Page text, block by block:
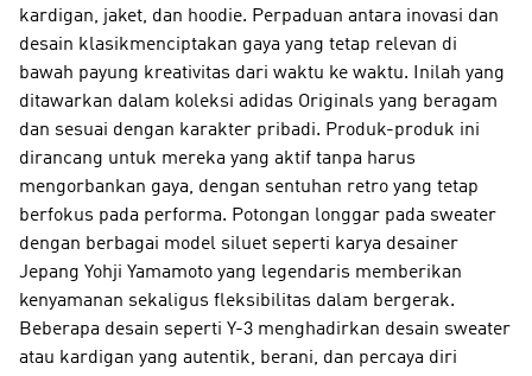
kardigan, jaket, dan hoodie. Perpaduan antara inovasi dan
desain klasikmenciptakan gaya yang tetap relevan di
bawah payung kreativitas dari waktu ke waktu. Inilah yang
ditawarkan dalam koleksi adidas Originals yang beragam
dan sesuai dengan karakter pribadi. Produk-produk ini
dirancang untuk mereka yang aktif tanpa harus
mengorbankan gaya, dengan sentuhan retro yang tetap
berfokus pada performa. Potongan longgar pada sweater
dengan berbagai model siluet seperti karya desainer
Jepang Yohji Yamamoto yang legendaris memberikan
kenyamanan sekaligus fleksibilitas dalam bergerak.
Beberapa desain seperti Y-3 menghadirkan desain sweater
atau kardigan yang autentik, berani, dan percaya diri